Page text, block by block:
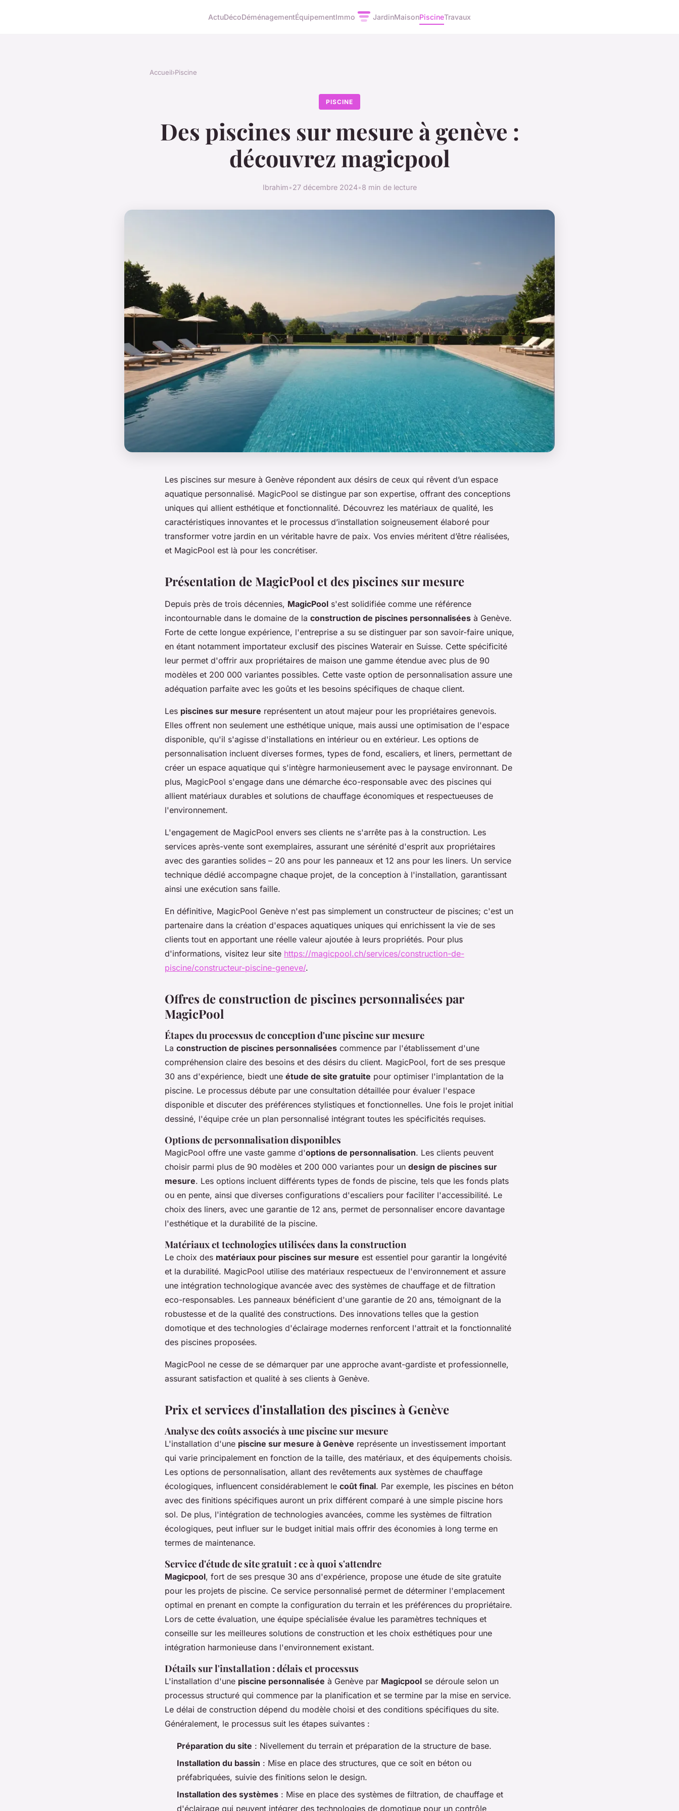
ActuDécoDéménagementÉquipementImmo JardinMaisonPiscineTravaux
Accueil›Piscine
PISCINE
Des piscines sur mesure à genève :
découvrez magicpool
Ibrahim•27 décembre 2024•8 min de lecture
Les piscines sur mesure à Genève répondent aux désirs de ceux qui rêvent d’un espace
aquatique personnalisé. MagicPool se distingue par son expertise, offrant des conceptions
uniques qui allient esthétique et fonctionnalité. Découvrez les matériaux de qualité, les
caractéristiques innovantes et le processus d’installation soigneusement élaboré pour
transformer votre jardin en un véritable havre de paix. Vos envies méritent d’être réalisées,
et MagicPool est là pour les concrétiser.
Présentation de MagicPool et des piscines sur mesure
Depuis près de trois décennies, MagicPool s'est solidifiée comme une référence
incontournable dans le domaine de la construction de piscines personnalisées à Genève.
Forte de cette longue expérience, l'entreprise a su se distinguer par son savoir-faire unique,
en étant notamment importateur exclusif des piscines Waterair en Suisse. Cette spécificité
leur permet d'offrir aux propriétaires de maison une gamme étendue avec plus de 90
modèles et 200 000 variantes possibles. Cette vaste option de personnalisation assure une
adéquation parfaite avec les goûts et les besoins spécifiques de chaque client.
Les piscines sur mesure représentent un atout majeur pour les propriétaires genevois.
Elles offrent non seulement une esthétique unique, mais aussi une optimisation de l'espace
disponible, qu'il s'agisse d'installations en intérieur ou en extérieur. Les options de
personnalisation incluent diverses formes, types de fond, escaliers, et liners, permettant de
créer un espace aquatique qui s'intègre harmonieusement avec le paysage environnant. De
plus, MagicPool s'engage dans une démarche éco-responsable avec des piscines qui
allient matériaux durables et solutions de chauffage économiques et respectueuses de
l'environnement.
L'engagement de MagicPool envers ses clients ne s'arrête pas à la construction. Les
services après-vente sont exemplaires, assurant une sérénité d'esprit aux propriétaires
avec des garanties solides – 20 ans pour les panneaux et 12 ans pour les liners. Un service
technique dédié accompagne chaque projet, de la conception à l'installation, garantissant
ainsi une exécution sans faille.
En définitive, MagicPool Genève n'est pas simplement un constructeur de piscines; c'est un
partenaire dans la création d'espaces aquatiques uniques qui enrichissent la vie de ses
clients tout en apportant une réelle valeur ajoutée à leurs propriétés. Pour plus
d'informations, visitez leur site https://magicpool.ch/services/construction-de-
piscine/constructeur-piscine-geneve/.
Offres de construction de piscines personnalisées par
MagicPool
Étapes du processus de conception d'une piscine sur mesure
La construction de piscines personnalisées commence par l'établissement d'une
compréhension claire des besoins et des désirs du client. MagicPool, fort de ses presque
30 ans d'expérience, biedt une étude de site gratuite pour optimiser l'implantation de la
piscine. Le processus débute par une consultation détaillée pour évaluer l'espace
disponible et discuter des préférences stylistiques et fonctionnelles. Une fois le projet initial
dessiné, l'équipe crée un plan personnalisé intégrant toutes les spécificités requises.
Options de personnalisation disponibles
MagicPool offre une vaste gamme d'options de personnalisation. Les clients peuvent
choisir parmi plus de 90 modèles et 200 000 variantes pour un design de piscines sur
mesure. Les options incluent différents types de fonds de piscine, tels que les fonds plats
ou en pente, ainsi que diverses configurations d'escaliers pour faciliter l'accessibilité. Le
choix des liners, avec une garantie de 12 ans, permet de personnaliser encore davantage
l'esthétique et la durabilité de la piscine.
Matériaux et technologies utilisées dans la construction
Le choix des matériaux pour piscines sur mesure est essentiel pour garantir la longévité
et la durabilité. MagicPool utilise des matériaux respectueux de l'environnement et assure
une intégration technologique avancée avec des systèmes de chauffage et de filtration
eco-responsables. Les panneaux bénéficient d'une garantie de 20 ans, témoignant de la
robustesse et de la qualité des constructions. Des innovations telles que la gestion
domotique et des technologies d'éclairage modernes renforcent l'attrait et la fonctionnalité
des piscines proposées.
MagicPool ne cesse de se démarquer par une approche avant-gardiste et professionnelle,
assurant satisfaction et qualité à ses clients à Genève.
Prix et services d'installation des piscines à Genève
Analyse des coûts associés à une piscine sur mesure
L'installation d'une piscine sur mesure à Genève représente un investissement important
qui varie principalement en fonction de la taille, des matériaux, et des équipements choisis.
Les options de personnalisation, allant des revêtements aux systèmes de chauffage
écologiques, influencent considérablement le coût final. Par exemple, les piscines en béton
avec des finitions spécifiques auront un prix différent comparé à une simple piscine hors
sol. De plus, l'intégration de technologies avancées, comme les systèmes de filtration
écologiques, peut influer sur le budget initial mais offrir des économies à long terme en
termes de maintenance.
Service d'étude de site gratuit : ce à quoi s'attendre
Magicpool, fort de ses presque 30 ans d'expérience, propose une étude de site gratuite
pour les projets de piscine. Ce service personnalisé permet de déterminer l'emplacement
optimal en prenant en compte la configuration du terrain et les préférences du propriétaire.
Lors de cette évaluation, une équipe spécialisée évalue les paramètres techniques et
conseille sur les meilleures solutions de construction et les choix esthétiques pour une
intégration harmonieuse dans l'environnement existant.
Détails sur l'installation : délais et processus
L'installation d'une piscine personnalisée à Genève par Magicpool se déroule selon un
processus structuré qui commence par la planification et se termine par la mise en service.
Le délai de construction dépend du modèle choisi et des conditions spécifiques du site.
Généralement, le processus suit les étapes suivantes :
Préparation du site : Nivellement du terrain et préparation de la structure de base.
Installation du bassin : Mise en place des structures, que ce soit en béton ou
préfabriquées, suivie des finitions selon le design.
Installation des systèmes : Mise en place des systèmes de filtration, de chauffage et
d'éclairage qui peuvent intégrer des technologies de domotique pour un contrôle